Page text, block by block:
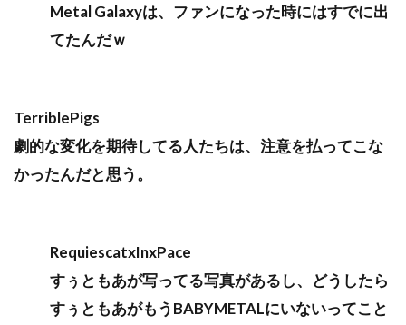
Metal Galaxyは、ファンになった時にはすでに出
てたんだｗ
TerriblePigs
劇的な変化を期待してる人たちは、注意を払ってこな
かったんだと思う。
RequiescatxInxPace
すぅともあが写ってる写真があるし、どうしたら
すぅともあがもうBABYMETALにいないってこと